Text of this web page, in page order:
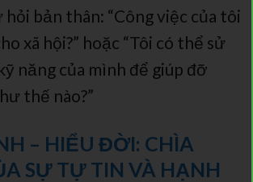
hỏi bản thân: “Công việc của tôi
xã hội?” hoặc “Tôi có thể sử
năng của mình để giúp đỡ
thế nào?”
– HIỂU ĐỜI: CHÌA
SỰ TỰ TIN VÀ HẠNH